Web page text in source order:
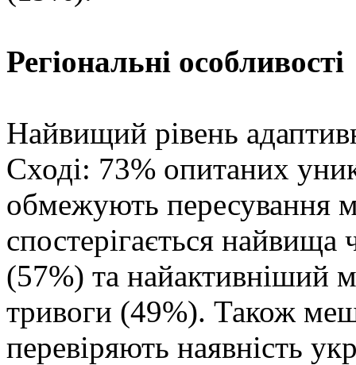
Регіональні особливості
Найвищий рівень
Сході: 73% опитаних
обмежують пересування
спостерігається найвища
(57%) та найактивніший
тривоги (49%). Також
перевіряють наявність